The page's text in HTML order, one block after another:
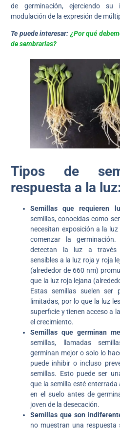
de germinación, ejerciendo
modulación de la expresión de
Te puede interesar: ¿Por qué
de sembrarlas?
Tipos de
respuesta a la luz:
Semillas que requieren
semillas, conocidas como
necesitan exposición a la
comenzar la
detectan la luz a través
sensibles a la luz roja y roja
(alrededor de 660 nm)
que la luz roja lejana
Estas semillas suelen ser
limitadas, por lo que la luz
superficie y tienen acceso a
el crecimiento.
Semillas que germinan
semillas, llamadas
germinan mejor o solo lo
puede inhibir o incluso
semillas. Esto puede ser
que la semilla esté
en el suelo antes de
joven de la desecación.
Semillas que son
no muestran una